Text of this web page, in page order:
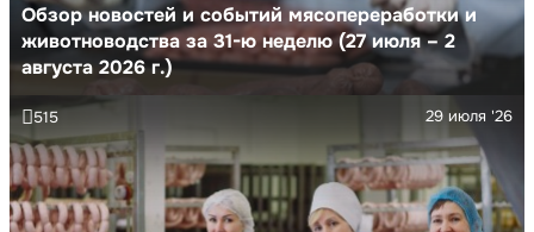
Обзор новостей и событий мясопереработки и
животноводства за 31-ю неделю (27 июля – 2
августа 2026 г.)
29 июля '26
515